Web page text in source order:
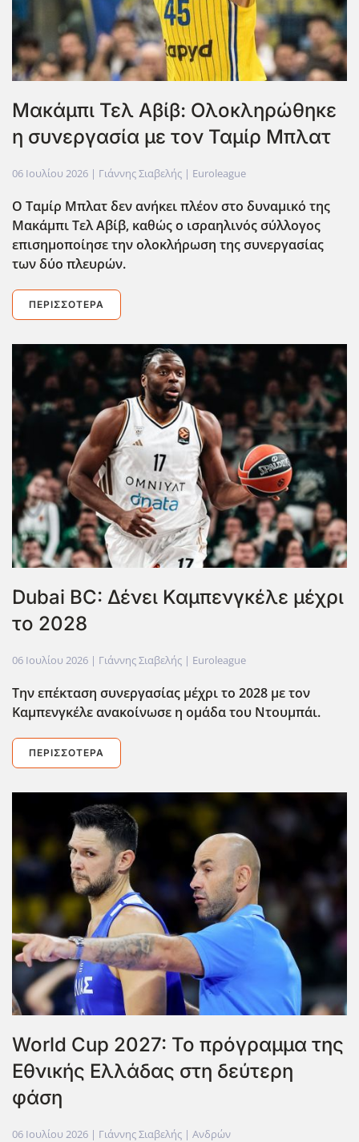
Μακάμπι Τελ Αβίβ: Ολοκληρώθηκε
η συνεργασία με τον Ταμίρ Μπλατ
06 Ιουλίου 2026 | Γιάννης Σιαβελής | Euroleague
Ο Ταμίρ Μπλατ δεν ανήκει πλέον στο δυναμικό της
Μακάμπι Τελ Αβίβ, καθώς ο ισραηλινός σύλλογος
επισημοποίησε την ολοκλήρωση της συνεργασίας
των δύο πλευρών.
ΠΕΡΙΣΣΌΤΕΡΑ
Dubai BC: Δένει Καμπενγκέλε μέχρι
το 2028
06 Ιουλίου 2026 | Γιάννης Σιαβελής | Euroleague
Την επέκταση συνεργασίας μέχρι το 2028 με τον
Καμπενγκέλε ανακοίνωσε η ομάδα του Ντουμπάι.
ΠΕΡΙΣΣΌΤΕΡΑ
World Cup 2027: Το πρόγραμμα της
Εθνικής Ελλάδας στη δεύτερη
φάση
06 Ιουλίου 2026 | Γιάννης Σιαβελής | Ανδρών